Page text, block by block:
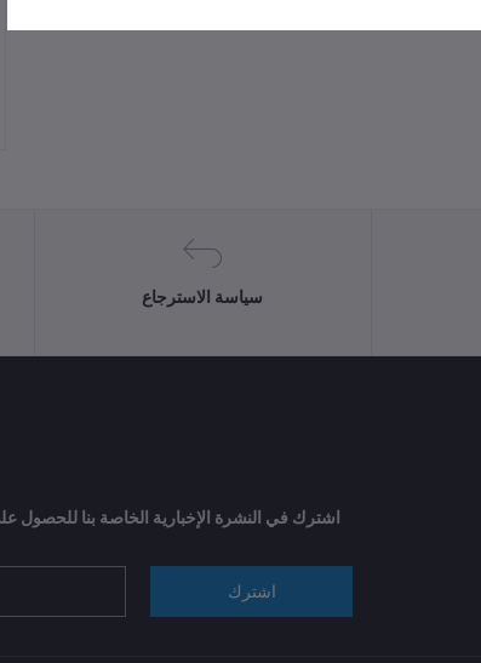
سياسة الاسترجاع
اشترك في النشرة الإخبارية الخاصة بنا
اشترك